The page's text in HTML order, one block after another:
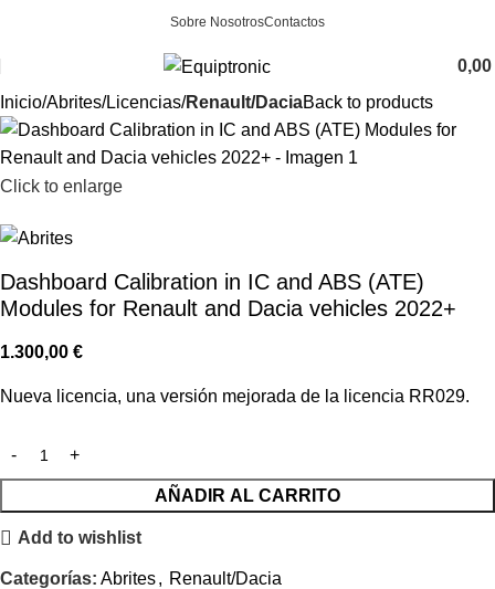
Sobre NosotrosContactos
0,00
Inicio Abrites Licencias Renault/DaciaBack to products
Click to enlarge
Dashboard Calibration in IC and ABS (ATE)
Modules for Renault and Dacia vehicles 2022+
1.300,00 €
Nueva licencia, una versión mejorada de la licencia RR029.
AÑADIR AL CARRITO
Add to wishlist
Categorías: Abrites, Renault/Dacia